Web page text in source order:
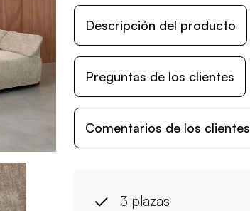
Descripción del producto
Preguntas de los clientes
Comentarios de los clientes
3 plazas